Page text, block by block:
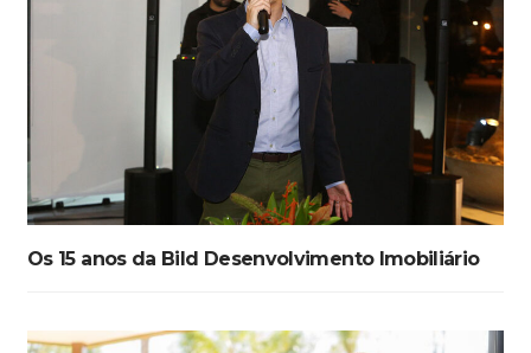
Os 15 anos da Bild Desenvolvimento Imobiliário